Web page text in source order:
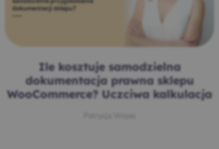
Ile kosztuje samodzielna
dokumentacja prawna sklepu
WooCommerce? Uczciwa kalkulacja